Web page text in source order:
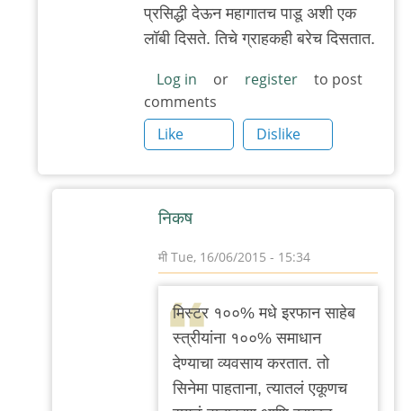
प्रसिद्धी देऊन महागातच पाडू अशी एक
लॉबी दिसते. तिचे ग्राहकही बरेच दिसतात.
Log in or register
to post
comments
Like
Dislike
निकष
मी Tue, 16/06/2015 - 15:34
In
reply
to
मिस्टर
१००%
मधे
मिस्टर १००% मधे इरफान साहेब
स्त्रीयांना १००% समाधान
देण्याचा व्यवसाय करतात. तो
सिनेमा पाहताना, त्यातलं एकूणच